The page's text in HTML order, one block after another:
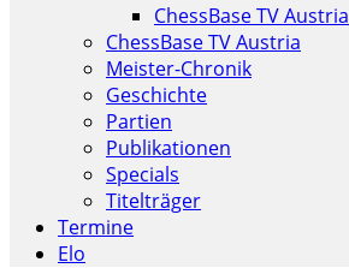
ChessBase TV Austria
ChessBase TV Austria
Meister-Chronik
Geschichte
Partien
Publikationen
Specials
Titelträger
Termine
Elo